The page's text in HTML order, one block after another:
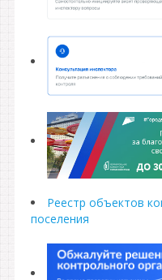
Реестр объектов
поселения